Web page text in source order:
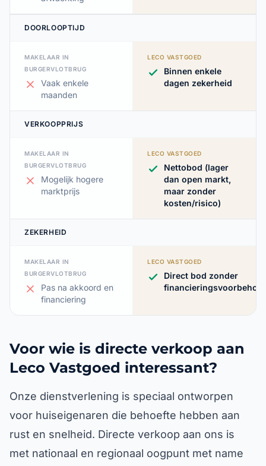
DOORLOOPTIJD
MAKELAAR IN
BURGERVLOTBRUG
Vaak enkele
maanden
LECO VASTGOED
Binnen enkele
dagen zekerheid
VERKOOPPRIJS
MAKELAAR IN
BURGERVLOTBRUG
Mogelijk hogere
marktprijs
LECO VASTGOED
Nettobod (lager
dan open markt,
maar zonder
kosten/risico)
ZEKERHEID
MAKELAAR IN
BURGERVLOTBRUG
Pas na akkoord en
financiering
LECO VASTGOED
Direct bod zonder
Voor wie is directe verkoop aan
Leco Vastgoed interessant?
Onze dienstverlening is speciaal ontworpen
voor huiseigenaren die behoefte hebben aan
rust en snelheid. Directe verkoop aan ons is
met nationaal en regionaal oogpunt met name